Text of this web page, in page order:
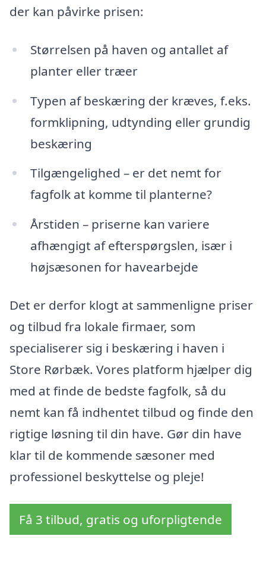
der kan påvirke prisen:
Størrelsen på haven og antallet af
planter eller træer
Typen af beskæring der kræves, f.eks.
formklipning, udtynding eller grundig
beskæring
Tilgængelighed – er det nemt for
fagfolk at komme til planterne?
Årstiden – priserne kan variere
afhængigt af efterspørgslen, især i
højsæsonen for havearbejde
Det er derfor klogt at sammenligne priser
og tilbud fra lokale firmaer, som
specialiserer sig i beskæring i haven i
Store Rørbæk. Vores platform hjælper dig
med at finde de bedste fagfolk, så du
nemt kan få indhentet tilbud og finde den
rigtige løsning til din have. Gør din have
klar til de kommende sæsoner med
professionel beskyttelse og pleje!
Få 3 tilbud, gratis og uforpligtende